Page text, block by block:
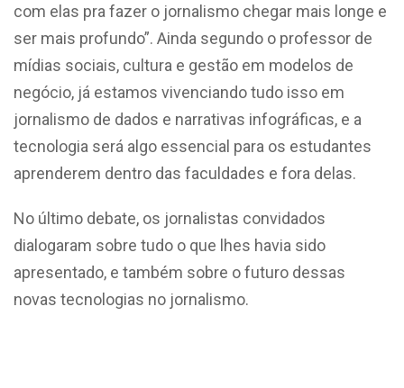
com elas pra fazer o jornalismo chegar mais longe e
ser mais profundo”. Ainda segundo o professor de
mídias sociais, cultura e gestão em modelos de
negócio, já estamos vivenciando tudo isso em
jornalismo de dados e narrativas infográficas, e a
tecnologia será algo essencial para os estudantes
aprenderem dentro das faculdades e fora delas.
No último debate, os jornalistas convidados
dialogaram sobre tudo o que lhes havia sido
apresentado, e também sobre o futuro dessas
novas tecnologias no jornalismo.